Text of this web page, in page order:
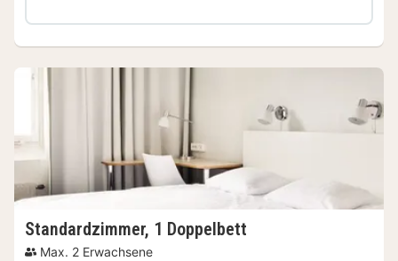
Standardzimmer, 1 Doppelbett
Max. 2 Erwachsene